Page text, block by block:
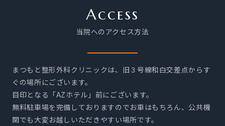
ー
シ
ョ
案
内
を
Access
当院へのアクセス方法
まつもと整形外科クリニックは、旧３号線和白交差点からす
ぐの場所にございます。
目印となる「AZホテル」前にございます。
無料駐車場を完備しておりますのでお車はもちろん、公共機
関でも大変お越しいただきやすい場所です。